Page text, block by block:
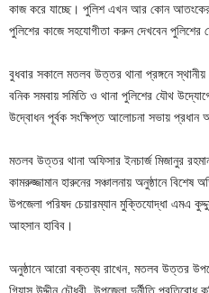
কাজ করে যাচ্ছে। পুলিশ এখন আর কোন
পুলিশের কাজে সহযোগীতা করুন দেখবেন
বুধবার সকালে মতলব উত্তর থানা প্রঙ্গনে স্থানীয়
বনিক সমবায় সমিতি ও থানা পুলিশের যৌথ
উদ্বোধন পূর্বক সংক্ষিপ্ত আলোচনা সভায় প্রধান
মতলব উত্তর থানা অফিসার ইনচার্জ মিজানুর
কামরুজ্জামান হারুনের সঞ্চালনায় অনুষ্ঠানে
উপজেলা পরিষদ চেয়ারম্যান মুক্তিযোদ্ধা এমএ
আহসান হাবিব।
অনুষ্ঠানে আরো বক্তব্য রাখেন, মতলব উত্তর